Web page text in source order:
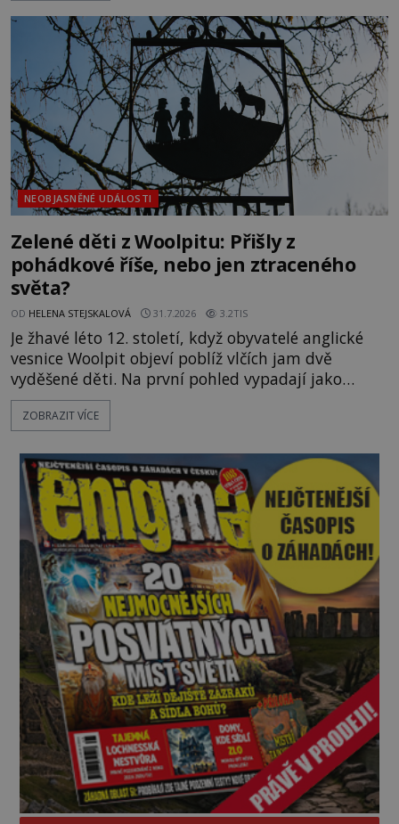
jistotou neví, kdo jej napsal, kdy vznikl ani co
vlastně vypráví. Rohoncský kodex se poprvé
objevuje v roce
NEOBJASNĚNÉ UDÁLOSTI
Zelené děti z Woolpitu: Přišly z
pohádkové říše, nebo jen ztraceného
světa?
OD HELENA STEJSKALOVÁ 31.7.2026 3.2TIS
Je žhavé léto 12. století, když obyvatelé anglické
vesnice Woolpit objeví poblíž vlčích jam dvě
vyděšené děti. Na první pohled vypadají jako
každé jiné, až na jednu děsivou výjimku. Jejich
kůže má nazelenalý odstín, mluví
kromě syrových bobů. Příběh se rychle stává
jednou z největších záhad středověké Anglie a ani
po téměř devíti stech letech není
ZOBRAZIT VÍCE